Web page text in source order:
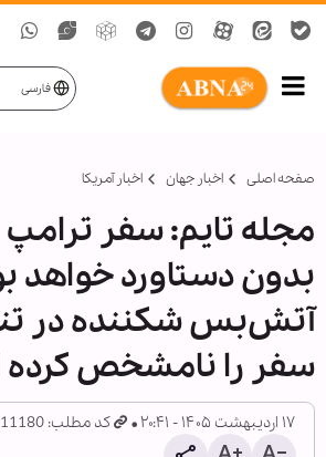
فارسی
صفحه اصلی اخبار جهان اخبار آمریکا
مجله تایم: سفر
بدون دستاورد خواهد
آتش‌بس شکننده در
سفر را نامشخص
۱۷ اردیبهشت ۱۴۰۵ - ۲۰:۴۱ کد مطلب: 1811180